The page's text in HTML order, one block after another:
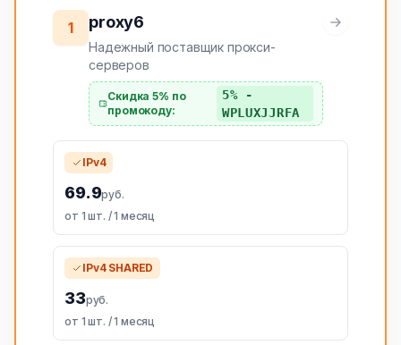
1 proxy6
Надежный поставщик прокси-
серверов
Скидка 5% по
промокоду:
5% -
WPLUXJJRFA
IPv4
69.9руб.
от 1 шт. / 1 месяц
IPv4 SHARED
33руб.
от 1 шт. / 1 месяц